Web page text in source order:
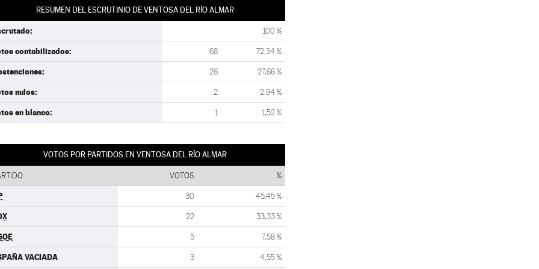
RESUMEN DEL ESCRUTINIO DE VENTOSA DEL RÍO ALMAR
100 %
contabilizados: 68 72,34 %
26 27,66 %
nulos: 2 2,94 %
en blanco: 1 1,52 %
VOTOS POR PARTIDOS EN VENTOSA DEL RÍO ALMAR
VOTOS %
30 45,45 %
22 33,33 %
5 7,58 %
VACIADA 3 4,55 %